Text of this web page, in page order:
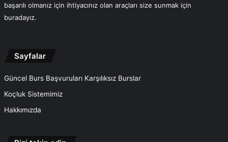
başarılı olmanız için ihtiyacınız olan araçları size sunmak için
buradayız.
Sayfalar
Güncel Burs Başvuruları Karşılıksız Burslar
Koçluk Sistemimiz
Hakkımızda